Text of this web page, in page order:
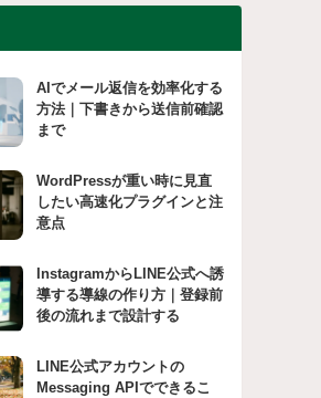
AIでメール返信を効率化する
方法｜下書きから送信前確認
まで
WordPressが重い時に見直
したい高速化プラグインと注
意点
InstagramからLINE公式へ誘
導する導線の作り方｜登録前
後の流れまで設計する
LINE公式アカウントの
Messaging APIでできるこ